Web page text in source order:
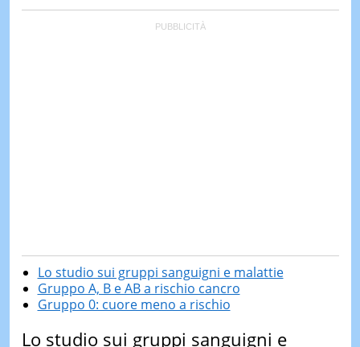
Lo studio sui gruppi sanguigni e malattie
Gruppo A, B e AB a rischio cancro
Gruppo 0: cuore meno a rischio
Lo studio sui gruppi sanguigni e